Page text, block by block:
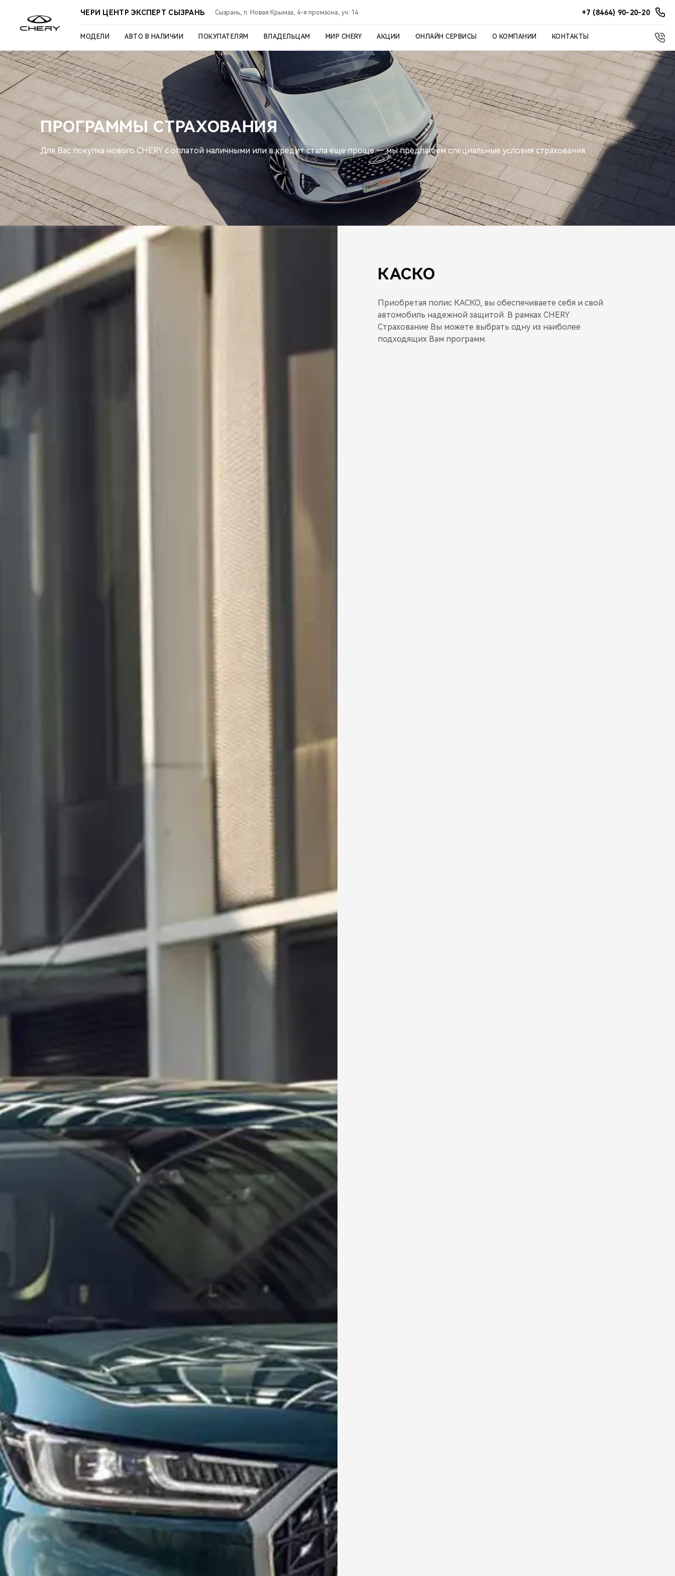
ЧЕРИ ЦЕНТР ЭКСПЕРТ СЫЗРАНЬ Сызрань, п. Новая Крымза, 4-я промзона, уч. 14 +7 (8464) 90-20-20
МОДЕЛИ АВТО В НАЛИЧИИ ПОКУПАТЕЛЯМ ВЛАДЕЛЬЦАМ МИР CHERY АКЦИИ ОНЛАЙН СЕРВИСЫ О КОМПАНИИ КОНТАКТЫ
ПРОГРАММЫ СТРАХОВАНИЯ
Для Вас покупка нового CHERY с оплатой наличными или в кредит стала еще проще — мы предлагаем специальные условия страхования.
КАСКО
Приобретая полис КАСКО, вы обеспечиваете себя и свой
автомобиль надежной защитой. В рамках CHERY
Страхование Вы можете выбрать одну из наиболее
подходящих Вам программ.